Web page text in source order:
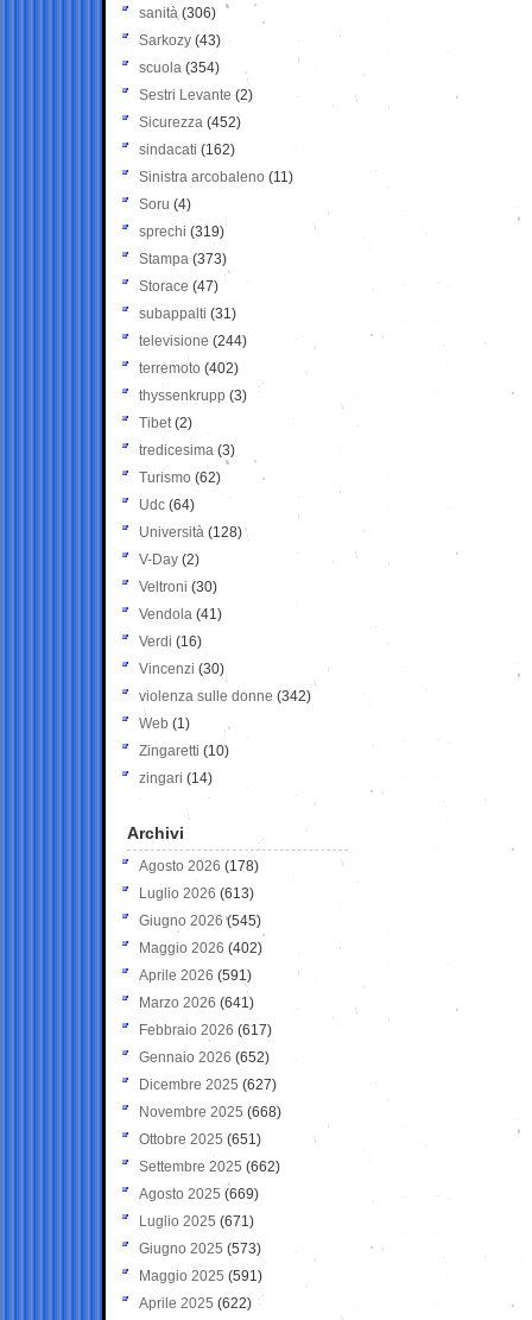
sanità (306)
Sarkozy (43)
scuola (354)
Sestri Levante (2)
Sicurezza (452)
sindacati (162)
Sinistra arcobaleno (11)
Soru (4)
sprechi (319)
Stampa (373)
Storace (47)
subappalti (31)
televisione(244)
terremoto (402)
thyssenkrupp (3)
Tibet(2)
tredicesima (3)
Turismo (62)
Udc (64)
Università (128)
V-Day (2)
Veltroni (30)
Vendola (41)
Verdi (16)
Vincenzi (30)
violenza sulle donne (342)
Web (1)
Zingaretti (10)
zingari (14)
Archivi
Agosto 2026 (178)
Luglio 2026 (613)
Giugno 2026 (545)
Maggio 2026 (402)
Aprile 2026 (591)
Marzo 2026 (641)
Febbraio 2026 (617)
Gennaio 2026 (652)
Dicembre 2025 (627)
Novembre 2025 (668)
Ottobre 2025 (651)
Settembre 2025 (662)
Agosto 2025 (669)
Luglio 2025 (671)
Giugno 2025 (573)
Maggio 2025 (591)
Aprile 2025 (622)